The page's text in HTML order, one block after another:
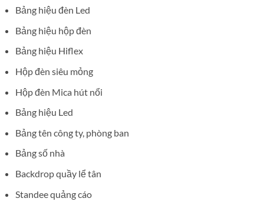
Bảng hiệu đèn Led
Bảng hiệu hộp đèn
Bảng hiệu Hiflex
Hộp đèn siêu mỏng
Hộp đèn Mica hút nổi
Bảng hiệu Led
Bảng tên công ty, phòng ban
Bảng số nhà
Backdrop quầy lể tân
Standee quảng cáo